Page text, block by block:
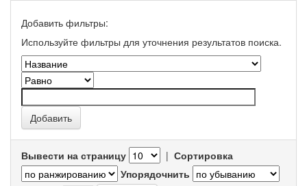
Добавить фильтры:
Используйте фильтры для уточнения результатов поиска.
Вывести на страницу | Сортировка
Упорядочнить